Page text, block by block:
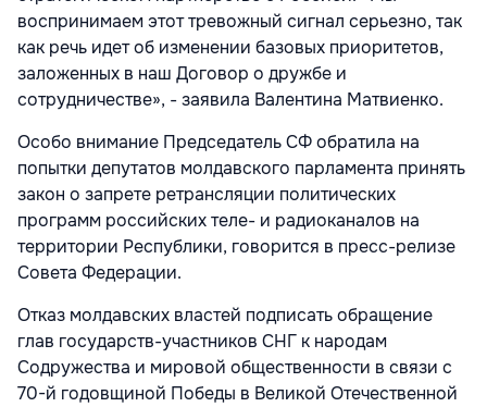
воспринимаем этот тревожный сигнал серьезно, так
как речь идет об изменении базовых приоритетов,
заложенных в наш Договор о дружбе и
сотрудничестве», - заявила Валентина Матвиенко.
Особо внимание Председатель СФ обратила на
попытки депутатов молдавского парламента принять
закон о запрете ретрансляции политических
программ российских теле- и радиоканалов на
территории Республики, говорится в пресс-релизе
Совета Федерации.
Отказ молдавских властей подписать обращение
глав государств-участников СНГ к народам
Содружества и мировой общественности в связи с
70-й годовщиной Победы в Великой Отечественной